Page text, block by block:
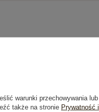
warunki przechowywania lub
także na stronie Prywatność i